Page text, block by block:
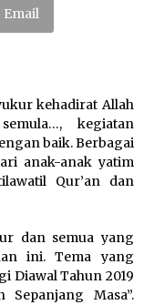
2021
Alhamdulillah…
kepada Dhuafa
Email
kehadirat Allah
kegiatan
baik. Berbagai
anak-anak yatim
Qur’an dan
dan semua yang
ini. Tema yang
Diawal Tahun 2019
Sepanjang Masa”.